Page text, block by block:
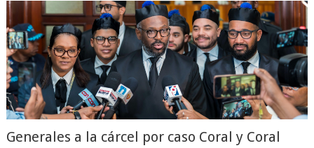
Generales a la cárcel por caso Coral y Coral